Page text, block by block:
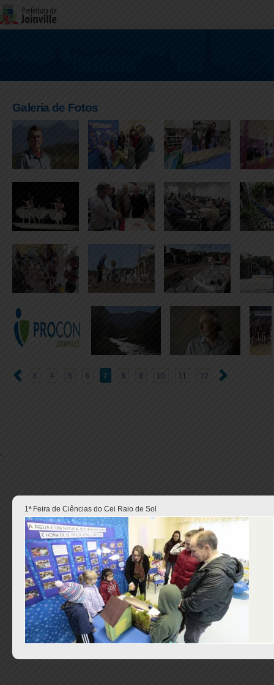
Galeria de Fotos
3 4 5 6 7 8 9 10 11 12
";
1ª Feira de Ciências do Cei Raio de Sol